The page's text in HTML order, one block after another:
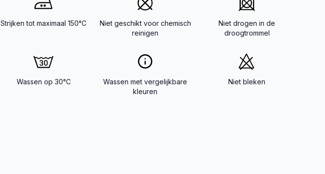
Strijken tot maximaal 150°C
Niet geschikt voor chemisch
reinigen
Niet drogen in de
droogtrommel
Wassen op 30°C
Wassen met vergelijkbare
kleuren
Niet bleken